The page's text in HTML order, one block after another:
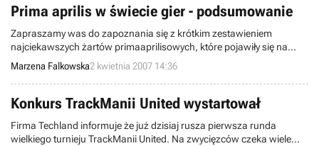
Prima aprilis w świecie gier - podsumowanie
Zapraszamy was do zapoznania się z krótkim zestawieniem
najciekawszych żartów primaaprilisowych, które pojawiły się na
łamach światowych serwisów internetowych poświęconych
elektronicznej rozrywce.
Marzena Falkowska2 kwietnia 2007 14:36
Konkurs TrackManii United wystartował
Firma Techland informuje że już dzisiaj rusza pierwsza runda
wielkiego turnieju TrackManii United. Na zwycięzców czeka wiele